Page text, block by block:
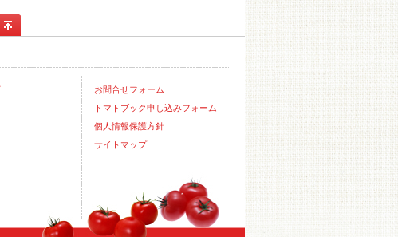
お問合せフォーム
トマトブック申し込みフォーム
個人情報保護方針
サイトマップ